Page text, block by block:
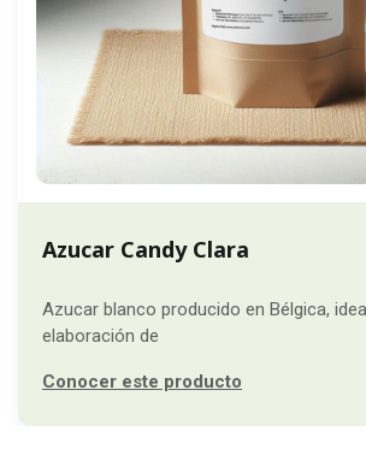
Azucar Candy Clara
Azucar blanco producido en Bélgica,
elaboración de
Conocer este producto